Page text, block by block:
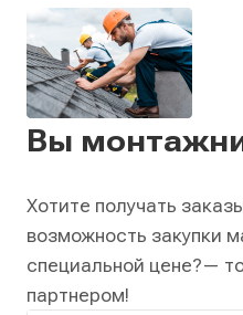
Вы
Хотите получать
возможность закупки
специальной цене?—
партнером!